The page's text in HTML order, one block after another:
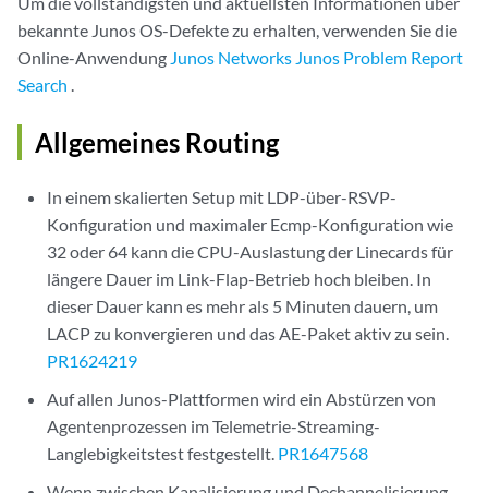
bekannte Junos OS-Defekte zu erhalten, verwenden Sie die
Online-Anwendung Junos Networks Junos Problem Report
Search .
Allgemeines Routing
In einem skalierten Setup mit LDP-über-RSVP-
Konfiguration und maximaler Ecmp-Konfiguration wie
32 oder 64 kann die CPU-Auslastung der Linecards für
längere Dauer im Link-Flap-Betrieb hoch bleiben. In
dieser Dauer kann es mehr als 5 Minuten dauern, um
LACP zu konvergieren und das AE-Paket aktiv zu sein.
PR1624219
Auf allen Junos-Plattformen wird ein Abstürzen von
Agentenprozessen im Telemetrie-Streaming-
Langlebigkeitstest festgestellt. PR1647568